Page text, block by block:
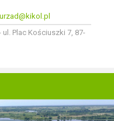
urzad@kikol.pl
ul. Plac Kościuszki 7, 87-